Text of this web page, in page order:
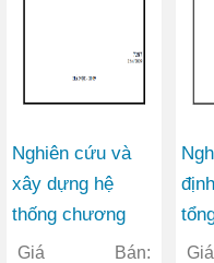
Nghiên cứu và
xây dựng hệ
thống chương
trình tiếp dân
Giá Bán: